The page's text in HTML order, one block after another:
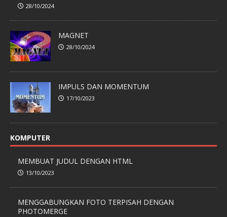
28/10/2024
MAGNET
28/10/2024
IMPULS DAN MOMENTUM
17/10/2023
KOMPUTER
MEMBUAT JUDUL DENGAN HTML
13/10/2023
MENGGABUNGKAN FOTO TERPISAH DENGAN
PHOTOMERGE